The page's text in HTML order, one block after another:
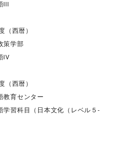
III
（西暦）
策学部
IV
（西暦）
教育センター
学習科目（日本文化（レベル５-